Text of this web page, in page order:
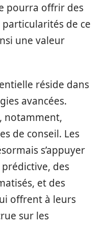
pourra offrir des
de ce
une valeur
réside dans
avancées.
notamment,
de conseil. Les
s’appuyer
prédictive, des
et des
offrent à leurs
sur les